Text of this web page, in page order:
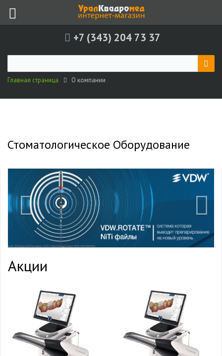
+7 (343) 204 73 37
Главная страница О компании
Стоматологическое Оборудование
Акции